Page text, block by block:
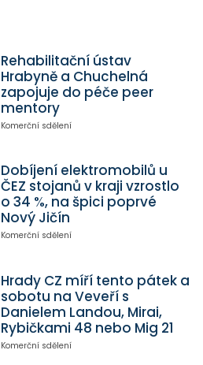
Rehabilitační ústav
Hrabyně a Chuchelná
zapojuje do péče peer
mentory
Komerční sdělení
Dobíjení elektromobilů u
ČEZ stojanů v kraji vzrostlo
o 34 %, na špici poprvé
Nový Jičín
Komerční sdělení
Hrady CZ míří tento pátek a
sobotu na Veveří s
Danielem Landou, Mirai,
Rybičkami 48 nebo Mig 21
Komerční sdělení